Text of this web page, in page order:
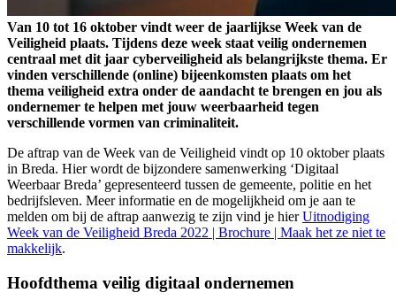
Van 10 tot 16 oktober vindt weer de jaarlijkse Week van de
Veiligheid plaats. Tijdens deze week staat veilig ondernemen
centraal met dit jaar cyberveiligheid als belangrijkste thema. Er
vinden verschillende (online) bijeenkomsten plaats om het
thema veiligheid extra onder de aandacht te brengen en jou als
ondernemer te helpen met jouw weerbaarheid tegen
verschillende vormen van criminaliteit.
De aftrap van de Week van de Veiligheid vindt op 10 oktober plaats
in Breda. Hier wordt de bijzondere samenwerking ‘Digitaal
Weerbaar Breda’ gepresenteerd tussen de gemeente, politie en het
bedrijfsleven. Meer informatie en de mogelijkheid om je aan te
melden om bij de aftrap aanwezig te zijn vind je hierUitnodiging
Week van de Veiligheid Breda 2022 | Brochure | Maak het ze niet te
makkelijk.
Hoofdthema veilig digitaal ondernemen